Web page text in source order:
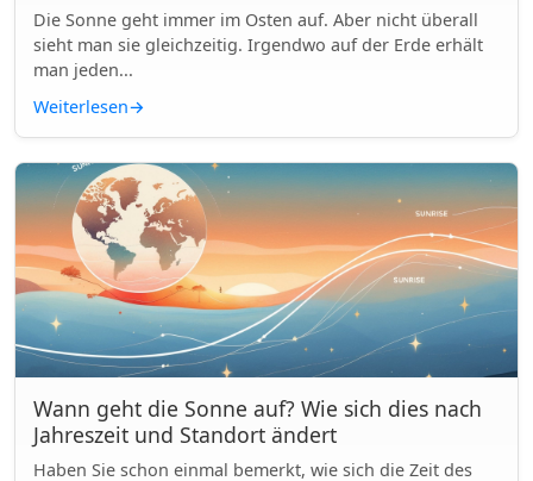
Die Sonne geht immer im Osten auf. Aber nicht überall
sieht man sie gleichzeitig. Irgendwo auf der Erde erhält
man jeden...
Weiterlesen→
Wann geht die Sonne auf? Wie sich dies nach
Jahreszeit und Standort ändert
Haben Sie schon einmal bemerkt, wie sich die Zeit des